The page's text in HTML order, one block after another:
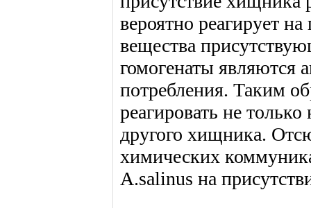
вероятно реагирует
вещества
гомогенаты являются
потребления. Таким
реагировать не
другого хищника.
химических
A.salinus на